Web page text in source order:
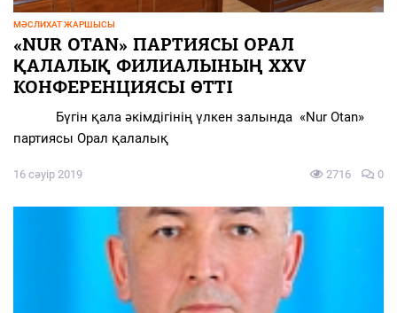
МӘСЛИХАТ ЖАРШЫСЫ
«NUR OTAN» ПАРТИЯСЫ ОРАЛ
ҚАЛАЛЫҚ ФИЛИАЛЫНЫҢ ХХV
КОНФЕРЕНЦИЯСЫ ӨТТІ
Бүгін қала әкімдігінің үлкен залында «Nur Otan»
партиясы Орал қалалық
16 сәуір 2019 2716 0